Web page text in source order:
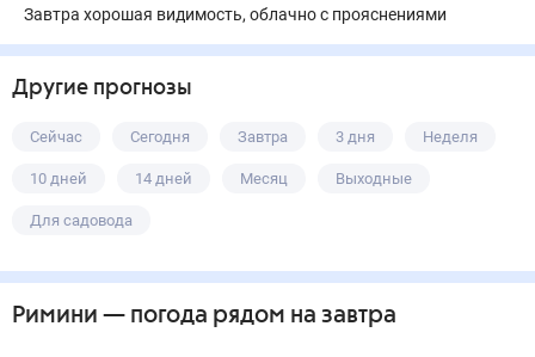
Завтра хорошая видимость, облачно с прояснениями
Другие прогнозы
Сейчас Сегодня Завтра 3 дня Неделя
10 дней 14 дней Месяц Выходные
Для садовода
Римини — погода рядом на завтра